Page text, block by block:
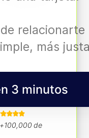
relacionarte
más
3 minutos
de